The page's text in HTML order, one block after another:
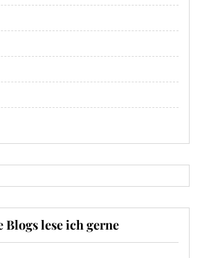
Blogs lese ich gerne